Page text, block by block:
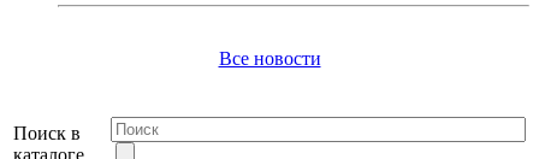
Все новости
Поиск в